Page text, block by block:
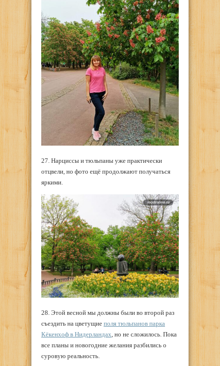
27. Нарциссы и тюльпаны уже практически
отцвели, но фото ещё продолжают получаться
яркими.
28. Этой весной мы должны были во второй раз
съездить на цветущие поля тюльпанов парка
Кёкенхоф в Нидерландах, но не сложилось. Пока
все планы и новогодние желания разбились о
суровую реальность.